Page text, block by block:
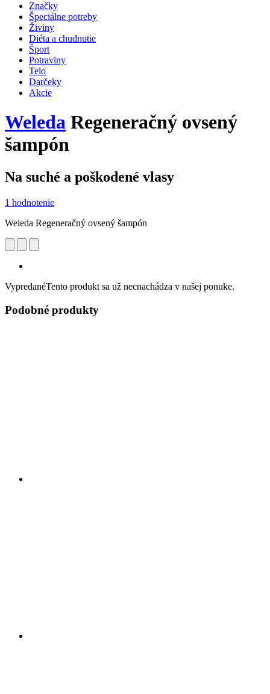
Značky
Špeciálne potreby
Živiny
Diéta a chudnutie
Šport
Potraviny
Telo
Darčeky
Akcie
Weleda Regeneračný ovsený
šampón
Na suché a poškodené vlasy
1 hodnotenie
Weleda Regeneračný ovsený šampón
VypredanéTento produkt sa už necnachádza v našej ponuke.
Podobné produkty